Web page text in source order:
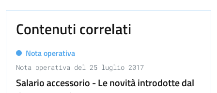
Contenuti correlati
Nota operativa
Nota operativa del 25 luglio 2017
Salario accessorio - Le novità introdotte dal